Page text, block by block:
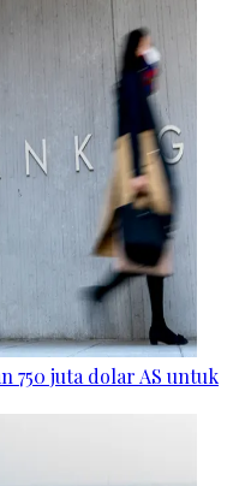
750 juta dolar AS untuk